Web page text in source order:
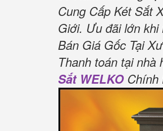
Cung Cấp Két Sắt
Giới. Ưu đãi lớn khi
Bán Giá Gốc Tại
Thanh toán tại nhà
Sắt WELKO Chính